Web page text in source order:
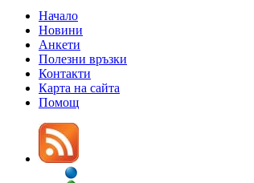
Начало
Новини
Анкети
Полезни връзки
Контакти
Карта на сайта
Помощ